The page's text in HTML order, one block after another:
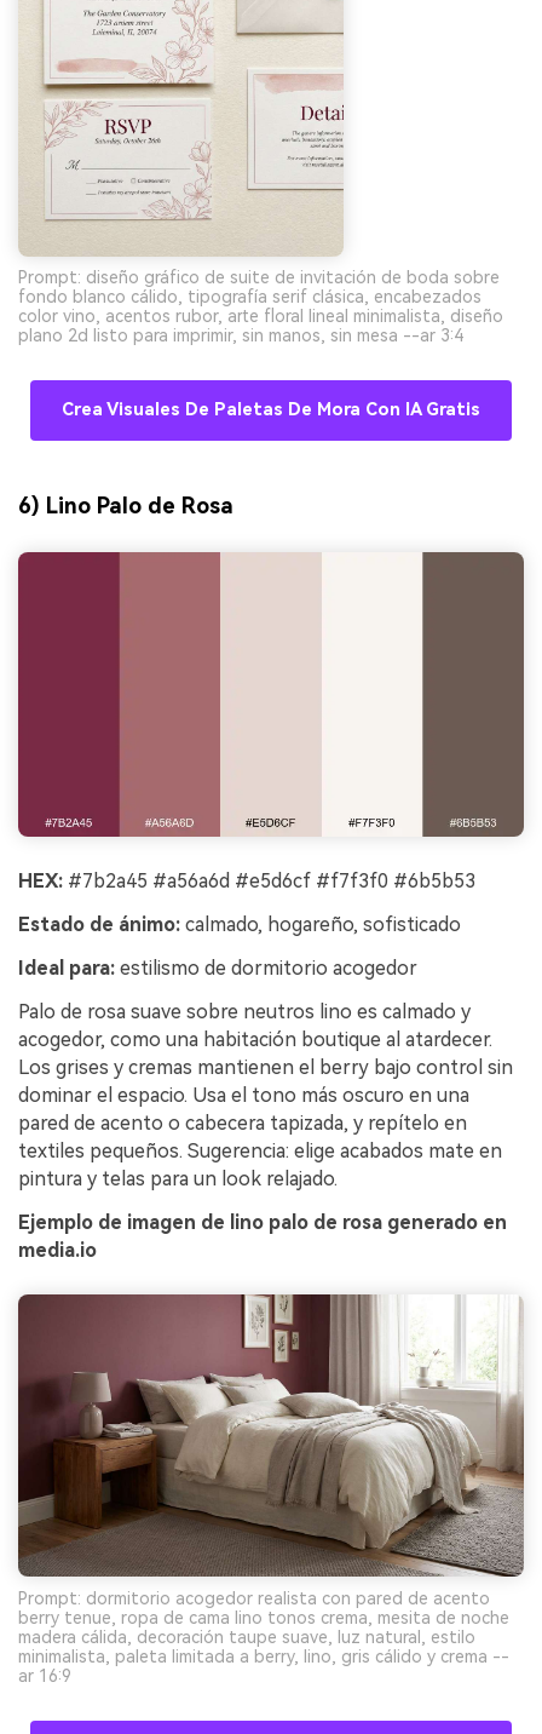
Prompt: diseño gráfico de suite de invitación de boda sobre
fondo blanco cálido, tipografía serif clásica, encabezados
color vino, acentos rubor, arte floral lineal minimalista, diseño
plano 2d listo para imprimir, sin manos, sin mesa --ar 3:4
Crea Visuales De Paletas De Mora Con IA Gratis
6) Lino Palo de Rosa
HEX: #7b2a45 #a56a6d #e5d6cf #f7f3f0 #6b5b53
Estado de ánimo: calmado, hogareño, sofisticado
Ideal para: estilismo de dormitorio acogedor
Palo de rosa suave sobre neutros lino es calmado y
acogedor, como una habitación boutique al atardecer.
Los grises y cremas mantienen el berry bajo control sin
dominar el espacio. Usa el tono más oscuro en una
pared de acento o cabecera tapizada, y repítelo en
textiles pequeños. Sugerencia: elige acabados mate en
pintura y telas para un look relajado.
Ejemplo de imagen de lino palo de rosa generado en
media.io
Prompt: dormitorio acogedor realista con pared de acento
berry tenue, ropa de cama lino tonos crema, mesita de noche
madera cálida, decoración taupe suave, luz natural, estilo
minimalista, paleta limitada a berry, lino, gris cálido y crema --
ar 16:9